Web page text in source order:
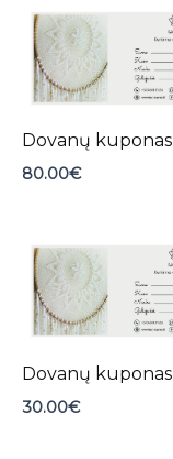
Dovanų kuponas
80.00€
Dovanų kuponas
30.00€